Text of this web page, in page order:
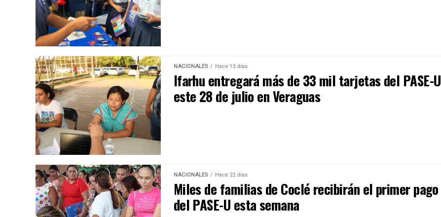
NACIONALES Hace 13 días
Ifarhu entregará más de 33 mil tarjetas del PASE-U
este 28 de julio en Veraguas
NACIONALES Hace 22 días
Miles de familias de Coclé recibirán el primer pago
del PASE-U esta semana